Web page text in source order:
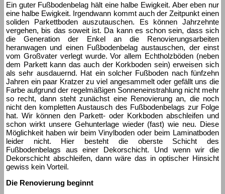
Ein guter Fußbodenbelag hält eine halbe Ewigkeit. Aber eben nur
eine halbe Ewigkeit. Irgendwann kommt auch der Zeitpunkt einen
soliden Parkettboden auszutauschen. Es können Jahrzehnte
vergehen, bis das soweit ist. Da kann es schon sein, dass sich
die Generation der Enkel an die Renovierungsarbeiten
heranwagen und einen Fußbodenbelag austauschen, der einst
vom Großvater verlegt wurde. Vor allem Echtholzböden (neben
dem Parkett kann das auch der Korkboden sein) erweisen sich
als sehr ausdauernd. Hat ein solcher Fußboden nach fünfzehn
Jahren ein paar Kratzer zu viel angesammelt oder gefällt uns die
Farbe aufgrund der regelmäßigen Sonneneinstrahlung nicht mehr
so recht, dann steht zunächst eine Renovierung an, die noch
nicht den kompletten Austausch des Fußbodenbelags zur Folge
hat. Wir können den Parkett- oder Korkboden abschleifen und
schon wirkt unsere Gehunterlage wieder (fast) wie neu. Diese
Möglichkeit haben wir beim Vinylboden oder beim Laminatboden
leider nicht. Hier besteht die oberste Schicht des
Fußbodenbelags aus einer Dekorschicht. Und wenn wir die
Dekorschicht abschleifen, dann wäre das in optischer Hinsicht
gewiss kein Vorteil.
Die Renovierung beginnt